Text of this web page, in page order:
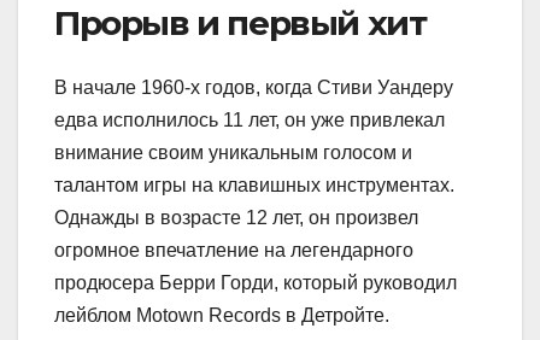
Прорыв и первый хит
В начале 1960-х годов, когда Стиви Уандеру
едва исполнилось 11 лет, он уже привлекал
внимание своим уникальным голосом и
талантом игры на клавишных инструментах.
Однажды в возрасте 12 лет, он произвел
огромное впечатление на легендарного
продюсера Берри Горди, который руководил
лейблом Motown Records в Детройте.